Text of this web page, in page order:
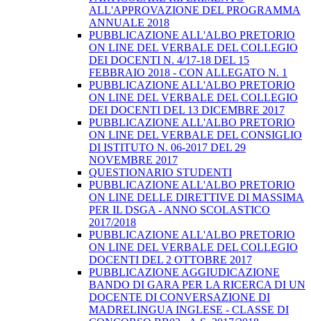
ALL'APPROVAZIONE DEL PROGRAMMA
ANNUALE 2018
PUBBLICAZIONE ALL'ALBO PRETORIO
ON LINE DEL VERBALE DEL COLLEGIO
DEI DOCENTI N. 4/17-18 DEL 15
FEBBRAIO 2018 - CON ALLEGATO N. 1
PUBBLICAZIONE ALL'ALBO PRETORIO
ON LINE DEL VERBALE DEL COLLEGIO
DEI DOCENTI DEL 13 DICEMBRE 2017
PUBBLICAZIONE ALL'ALBO PRETORIO
ON LINE DEL VERBALE DEL CONSIGLIO
DI ISTITUTO N. 06-2017 DEL 29
NOVEMBRE 2017
QUESTIONARIO STUDENTI
PUBBLICAZIONE ALL'ALBO PRETORIO
ON LINE DELLE DIRETTIVE DI MASSIMA
PER IL DSGA - ANNO SCOLASTICO
2017/2018
PUBBLICAZIONE ALL'ALBO PRETORIO
ON LINE DEL VERBALE DEL COLLEGIO
DOCENTI DEL 2 OTTOBRE 2017
PUBBLICAZIONE AGGIUDICAZIONE
BANDO DI GARA PER LA RICERCA DI UN
DOCENTE DI CONVERSAZIONE DI
MADRELINGUA INGLESE - CLASSE DI